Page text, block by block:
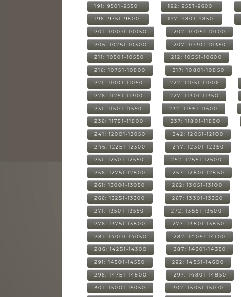
191: 9501-9550 192: 9551-9600
196: 9751-9800 197: 9801-9850
201: 10001-10050 202: 10051-10100
206: 10251-10300 207: 10301-10350
211: 10501-10550 212: 10551-10600
216: 10751-10800 217: 10801-10850
221: 11001-11050 222: 11051-11100
226: 11251-11300 227: 11301-11350
231: 11501-11550 232: 11551-11600
236: 11751-11800 237: 11801-11850
241: 12001-12050 242: 12051-12100
246: 12251-12300 247: 12301-12350
251: 12501-12550 252: 12551-12600
256: 12751-12800 257: 12801-12850
261: 13001-13050 262: 13051-13100
266: 13251-13300 267: 13301-13350
271: 13501-13550 272: 13551-13600
276: 13751-13800 277: 13801-13850
281: 14001-14050 282: 14051-14100
286: 14251-14300 287: 14301-14350
291: 14501-14550 292: 14551-14600
296: 14751-14800 297: 14801-14850
301: 15001-15050 302: 15051-15100